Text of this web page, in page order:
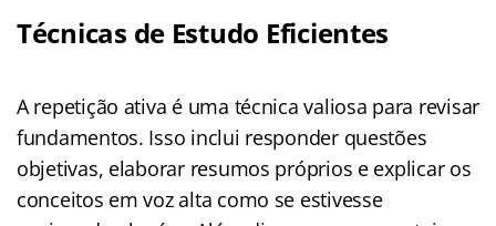
Técnicas de Estudo Eficientes
A repetição ativa é uma técnica valiosa para revisar
fundamentos. Isso inclui responder questões
objetivas, elaborar resumos próprios e explicar os
conceitos em voz alta como se estivesse